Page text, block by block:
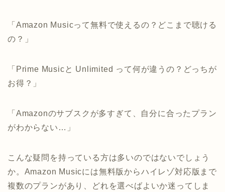
「Amazon Musicって無料で使えるの？どこまで聴ける
の？」
「Prime Musicと Unlimited って何が違うの？どっちが
お得？」
「Amazonのサブスクが多すぎて、自分に合ったプラン
がわからない…」
こんな疑問を持っている方は多いのではないでしょう
か。Amazon Musicには無料版からハイレゾ対応版まで
複数のプランがあり、どれを選べばよいか迷ってしま